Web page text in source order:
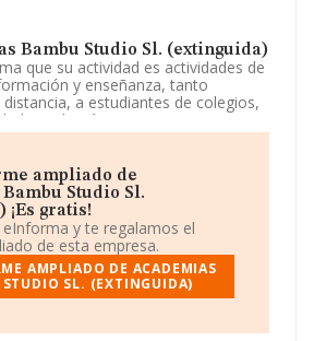
Bambu Studio Sl. (extinguida)
que su actividad es actividades de
y enseñanza, tanto
a estudiantes de colegios,
y demás organizaciones
formación de cualquier tipo para
sea en la. La empresa es una
Su CNAE corresponde a 8531 con
general'. La sociedad no
exteriores.
han reducido un 33% y según los
de INFORMA, ha tenido un número
debajo de la media de sector.
. La
ampliado de
Studio Sl.
¡Es gratis!
y te regalamos el
de esta empresa.
AMPLIADO DE ACADEMIAS
STUDIO SL. (EXTINGUIDA)